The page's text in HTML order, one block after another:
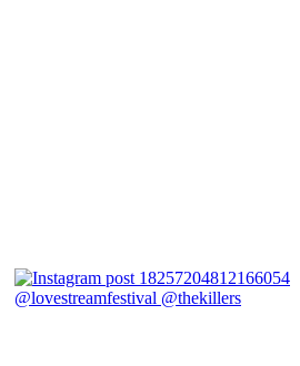
@lovestreamfestival @thekillers